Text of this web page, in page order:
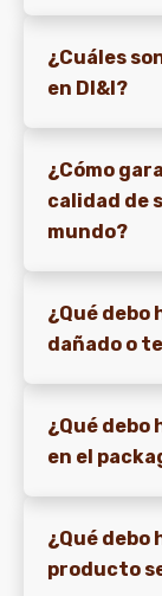
¿Cuáles
en DI&I?
¿Cómo
calidad de
mundo?
¿Qué debo
dañado o
¿Qué debo
en el
¿Qué debo
producto